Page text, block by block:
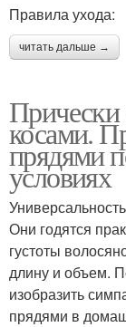
Правила ухода:
читать дальше →
Прически
косами.
прядями
условиях
Они годятся
густоты
длину и объем.
изобразить
прядями в